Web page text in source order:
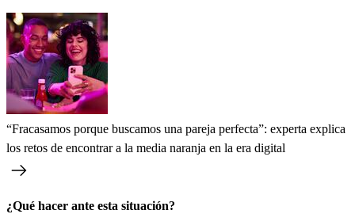
“Fracasamos porque buscamos una pareja perfecta”: experta explica
los retos de encontrar a la media naranja en la era digital
¿Qué hacer ante esta situación?